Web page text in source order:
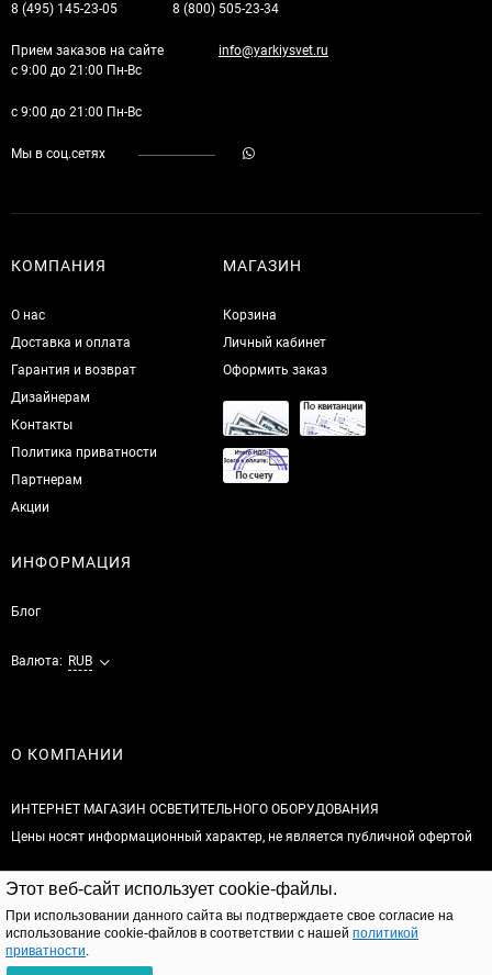
Этот веб-сайт использует cookie-файлы.
При использовании данного сайта вы подтверждаете свое согласие на
использование cookie-файлов в соответствии с нашей политикой
приватности.
8 (495) 145-23-05 8 (800) 505-23-34
Прием заказов на сайте
с 9:00 до 21:00 Пн-Вс
info@yarkiysvet.ru
с 9:00 до 21:00 Пн-Вс
Мы в соц.сетях
КОМПАНИЯ
О нас
Доставка и оплата
Гарантия и возврат
Дизайнерам
Контакты
Политика приватности
Партнерам
Акции
МАГАЗИН
Корзина
Личный кабинет
Оформить заказ
ИНФОРМАЦИЯ
Блог
Валюта: RUB
О КОМПАНИИ
ИНТЕРНЕТ МАГАЗИН ОСВЕТИТЕЛЬНОГО ОБОРУДОВАНИЯ
Цены носят информационный характер, не является публичной офертой
© 2026
Полная версия сайта